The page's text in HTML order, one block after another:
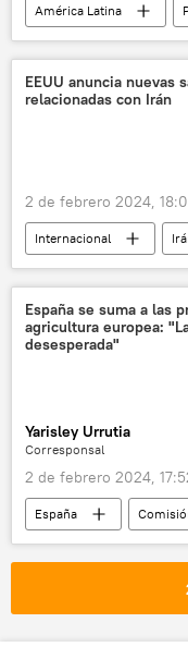
América Latina
EEUU anuncia nuevas
relacionadas con Irán
2 de febrero 2024,
Internacional
España se suma a las
agricultura europea:
desesperada"
Yarisley Urrutia
Corresponsal
2 de febrero 2024,
España
agricultura